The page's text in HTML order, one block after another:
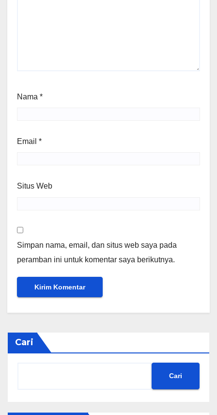
Nama *
Email *
Situs Web
Simpan nama, email, dan situs web saya pada
peramban ini untuk komentar saya berikutnya.
Cari
Cari